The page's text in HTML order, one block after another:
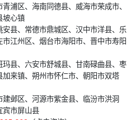
浦区、海南同德县、威海市荣成市、
坡心镇
县、常德市鼎城区、汉中市洋县、乐
江州区、烟台市海阳市、晋中市寿阳
县、六安市舒城县、甘南碌曲县、枣
来镇、朔州市怀仁市、朝阳市双塔
邺区、河源市紫金县、临汾市洪洞
宾市屏山县